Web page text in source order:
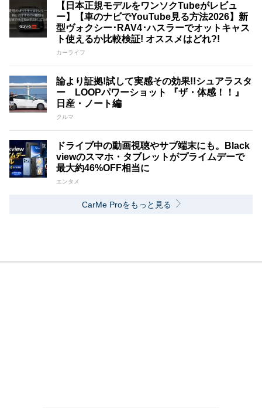
【日本正規モデルをワンソクTubeがレビュ
ー】【車のナビでYouTube見る方法2026】新
型ヴォクシー･RAV4･ハスラーでオットキャス
ト使えるか比較検証! オススメはどれ?!
カーライフ
論より証拠!試して実感その効果!!シュアラスタ
ー LOOPパワーショット 『ザ・体感！！』
日産・ノート編
クルマ
ドライブ中の動画視聴やサブ端末にも。Black
viewのスマホ・タブレットがプライムデーで
最大約46%OFF相当に
エンタメ
CarMe Proをもっと見る